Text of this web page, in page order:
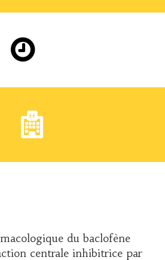
du baclofène
centrale inhibitrice par